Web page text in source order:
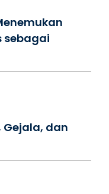
sebagai
Gejala, dan